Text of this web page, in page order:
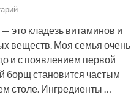
это кладезь витаминов и
веществ. Моя семья очень
и с появлением первой
борщ становится частым
столе. Ингредиенты …